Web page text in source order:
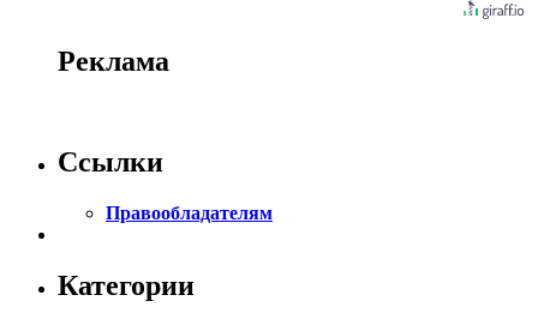
Реклама
Ссылки
Правообладателям
Категории